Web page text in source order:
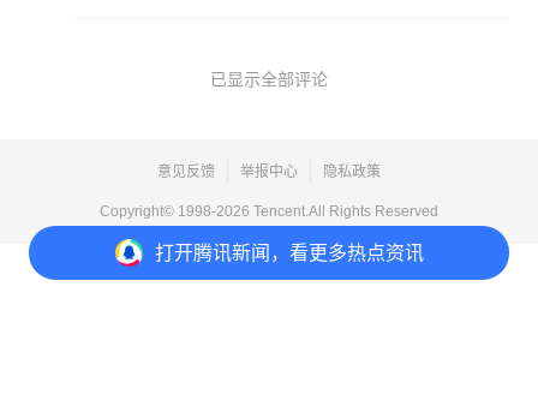
打开腾讯新闻，看更多热点资讯
已显示全部评论
意见反馈 举报中心 隐私政策
Copyright© 1998-2026 Tencent.All Rights Reserved